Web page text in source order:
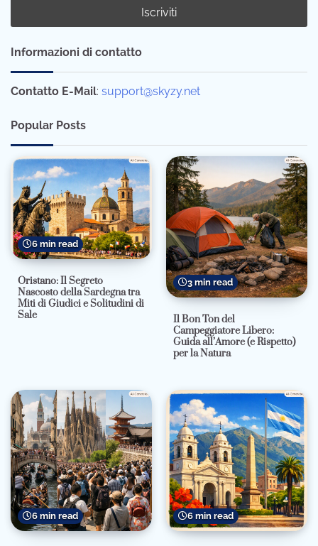
Informazioni di contatto
Contatto E-Mail: support@skyzy.net
Popular Posts
6 min read
Oristano: Il Segreto
Nascosto della Sardegna tra
Miti di Giudici e Solitudini di
Sale
3 min read
Il Bon Ton del
Campeggiatore Libero:
Guida all’Amore (e Rispetto)
per la Natura
6 min read 6 min read